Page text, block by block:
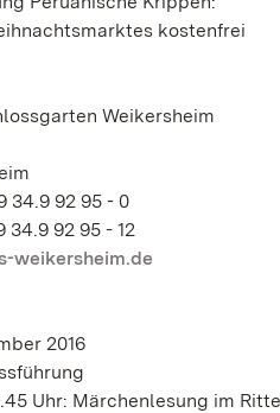
kostenfrei
Weikersheim
34.9 92 95 - 0
34.9 92 95 - 12
weikersheim.de
2016
Uhr: Märchenlesung im